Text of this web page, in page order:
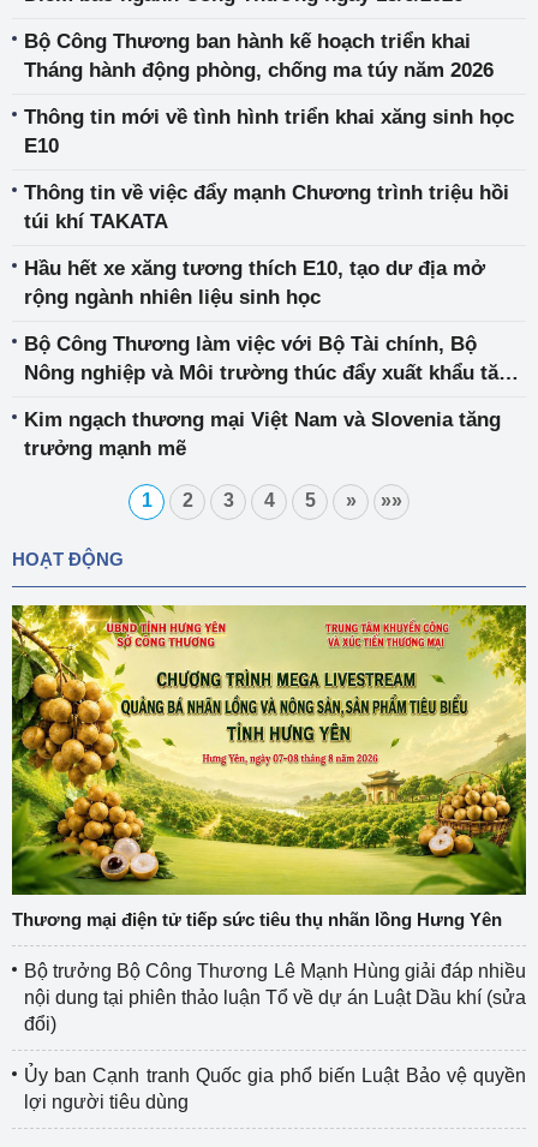
Bộ Công Thương ban hành kế hoạch triển khai
Tháng hành động phòng, chống ma túy năm 2026
Thông tin mới về tình hình triển khai xăng sinh học
E10
Thông tin về việc đẩy mạnh Chương trình triệu hồi
túi khí TAKATA
Hầu hết xe xăng tương thích E10, tạo dư địa mở
rộng ngành nhiên liệu sinh học
Bộ Công Thương làm việc với Bộ Tài chính, Bộ
Nông nghiệp và Môi trường thúc đẩy xuất khẩu tăng
Kim ngạch thương mại Việt Nam và Slovenia tăng
trưởng mạnh mẽ
1 2 3 4 5 » »»
HOẠT ĐỘNG
Thương mại điện tử tiếp sức tiêu thụ nhãn lồng Hưng Yên
Bộ trưởng Bộ Công Thương Lê Mạnh Hùng giải đáp nhiều
nội dung tại phiên thảo luận Tổ về dự án Luật Dầu khí (sửa
đổi)
Ủy ban Cạnh tranh Quốc gia phổ biến Luật Bảo vệ quyền
lợi người tiêu dùng